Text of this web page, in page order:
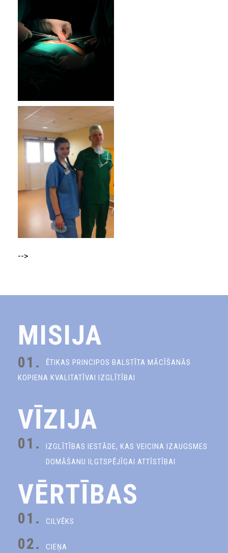
-->
MISIJA
01.
ĒTIKAS PRINCIPOS BALSTĪTA MĀCĪŠANĀS
KOPIENA KVALITATĪVAI IZGLĪTĪBAI
VĪZIJA
01.
IZGLĪTĪBAS IESTĀDE, KAS VEICINA IZAUGSMES
DOMĀŠANU ILGTSPĒJĪGAI ATTĪSTĪBAI
VĒRTĪBAS
01. CILVĒKS
02. CIEŅA